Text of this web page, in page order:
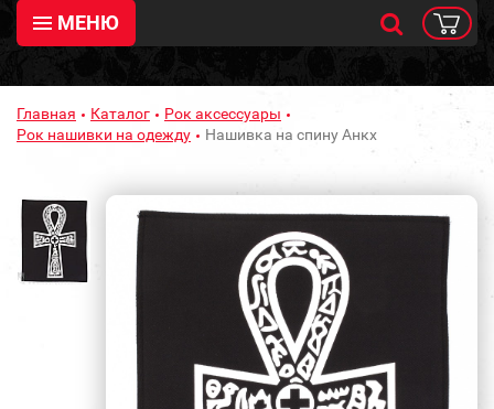
МЕНЮ
Главная Каталог
Рок аксессуары
Рок нашивки на одежду
Нашивка на спину Анкх